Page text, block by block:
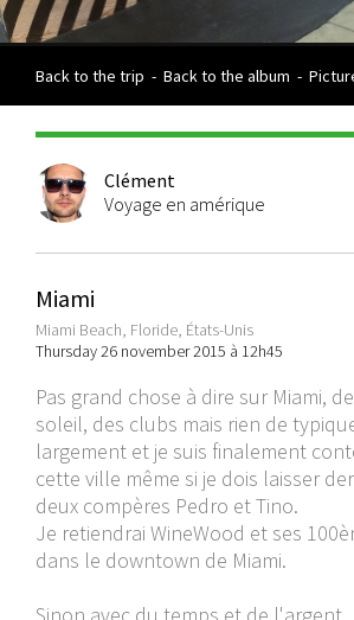
Back to the trip - Back to the album -
Clément
Voyage en amérique
Miami
Miami Beach, Floride, États-Unis
Thursday 26 november 2015 à 12h45
Pas grand chose à dire sur Miami,
soleil, des clubs mais rien de
largement et je suis finalement
cette ville même si je dois laisser
deux compères Pedro et Tino.
Je retiendrai WineWood et ses
dans le downtown de Miami.